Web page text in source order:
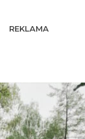
REKLAMA